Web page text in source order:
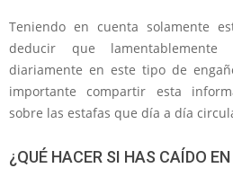
Teniendo en cuenta solamente
deducir que
diariamente en este tipo de
importante compartir esta
sobre las estafas que día a día
¿QUÉ HACER SI HAS CAÍDO